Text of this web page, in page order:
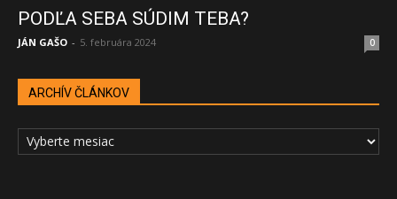
PODĽA SEBA SÚDIM TEBA?
JÁN GAŠO - 5. februára 2024 0
ARCHÍV ČLÁNKOV
ARCHÍV
ČLÁNKOV